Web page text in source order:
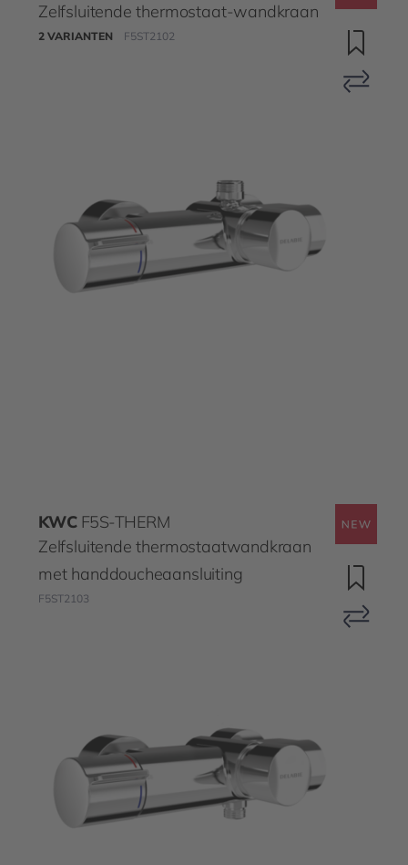
Zelfsluitende thermostaat-wandkraan
2 VARIANTEN F5ST2102
KWC F5S-THERM
Zelfsluitende thermostaatwandkraan
met handdoucheaansluiting
F5ST2103